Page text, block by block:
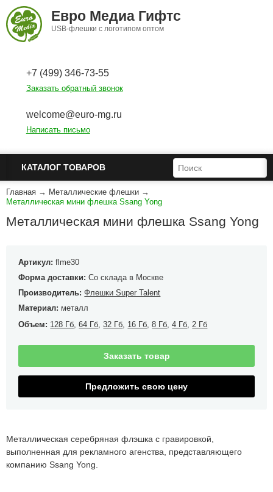
Перейти к основному содержанию
Евро Медиа Гифтс
USB-флешки с логотипом оптом
+7 (499) 346-73-55
Заказать обратный звонок
welcome@euro-mg.ru
Написать письмо
КАТАЛОГ ТОВАРОВ ФОРМА ПОИСКА
ПОИСК
Главная → Металлические флешки →
Металлическая мини флешка Ssang Yong
Металлическая мини флешка Ssang Yong
Артикул:flme30
Форма доставки:Со склада в Москве
Производитель:Флешки Super Talent
Материал: металл
Объем: 128 Гб ,64 Гб ,32 Гб 16 Гб ,8 Гб ,4 Гб 2 Гб
Заказать товар
Предложить свою цену
Металлическая серебряная флэшка с гравировкой,
выполненная для рекламного агенства, представляющего
компанию Ssang Yong.